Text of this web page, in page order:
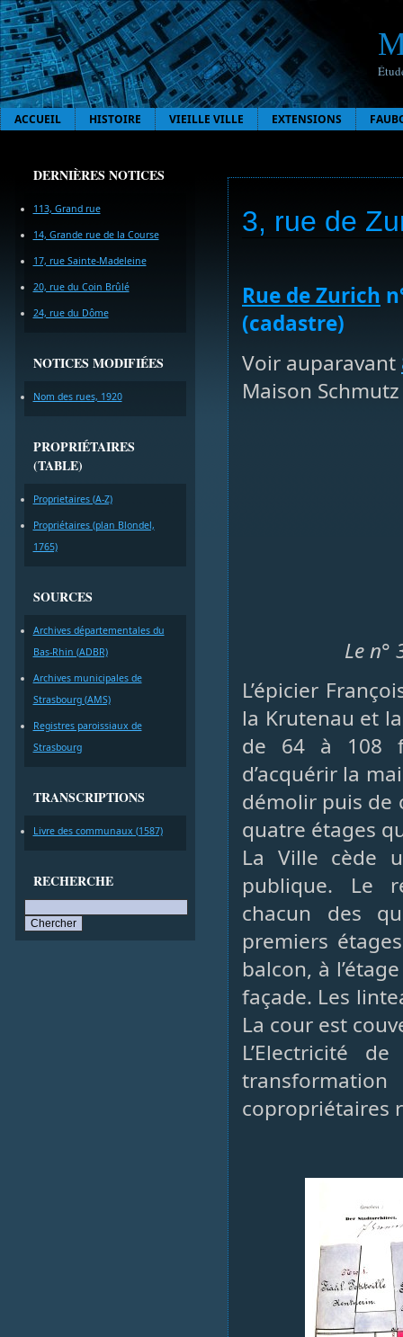
ACCUEIL HISTOIRE VIEILLE VILLE EXTENSIONS
DERNIÈRES NOTICES
113, Grand rue
14, Grande rue de la Course
17, rue Sainte-Madeleine
20, rue du Coin Brûlé
24, rue du Dôme
NOTICES MODIFIÉES
Nom des rues, 1920
PROPRIÉTAIRES
(TABLE)
Proprietaires (A-Z)
Propriétaires (plan Blondel,
1765)
SOURCES
Archives départementales du
Bas-Rhin (ADBR)
Archives municipales de
Strasbourg (AMS)
Registres paroissiaux de
Strasbourg
TRANSCRIPTIONS
Livre des communaux (1587)
RECHERCHE
3, rue de
Rue de Zurich
(cadastre)
Voir auparavant
Maison
Le n°
L’épicier
la Krutenau et
de 64 à 108
d’acquérir la
démolir puis de
quatre étages
La Ville cède
publique. Le
chacun des
premiers
balcon, à
façade. Les
La cour est
L’Electricité
copropriétaires